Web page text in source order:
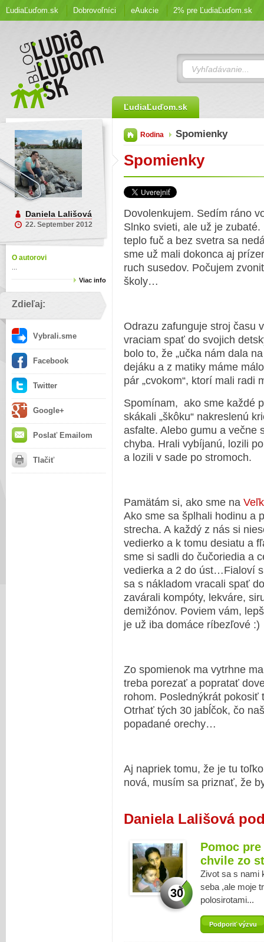
ĽudiaĽuďom.sk Dobrovoľníci eAukcie 2% pre ĽudiaĽuďom.sk
ĽudiaĽuďom.sk
Daniela Lališová
22. September 2012
O autorovi
Viac info
Zdieľaj:
Vybrali.sme
Facebook
Twitter
Google+
Poslať Emailom
Tlačiť
Rodina Spomienky
Spomienky
Dovolenkujem. Sedím ráno
Slnko svieti, ale už je
teplo fuč a bez svetra sa
sme už mali dokonca aj
ruch susedov. Počujem
školy…
Odrazu zafunguje stroj času
vraciam spať do svojich
bolo to, že „učka nám dala
dejáku a z matiky máme
pár „cvokom“, ktorí mali radi
Spomínam, ako sme každé
skákali „škôku“ nakreslenú
asfalte. Alebo gumu a večne
chyba. Hrali vybíjanú, lozili
a lozili v sade po stromoch.
Pamätám si, ako sme na
Ako sme sa šplhali hodinu a
strecha. A každý z nás si
vedierko a k tomu desiatu a
sme si sadli do čučoriedia a
vedierka a 2 do úst…Fialoví
sa s nákladom vracali spať
zavárali kompóty, lekváre,
demižónov. Poviem vám,
je už iba domáce ríbezľové :)
Zo spomienok ma vytrhne
treba porezať a popratať
rohom. Poslednýkrát
Otrhať tých 30 jabĺčok, čo
popadané orechy…
Aj napriek tomu, že je tu
nová, musím sa priznať, že
Daniela Lališová
30
Pomoc
chvile zo
Zivot sa s nami
seba ,ale moje
polosirotami...
Podporiť výzvu